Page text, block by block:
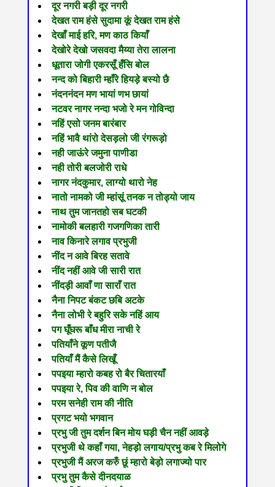
दूर नगरी बड़ी दूर नगरी
देखत राम हंसे सुदामा कूं देखत राम हंसे
देखाँ माई हरि, मण काठ कियाँ
देखोरे देखो जसवदा मैय्या तेरा लालना
धूतारा जोगी एकरसूँ हँसि बोल
नन्द को बिहारी म्हाँरे हियड़े बस्यो छै
नंदननंदन मण भायां णभ छायां
नटवर नागर नन्दा भजो रे मन गोविन्दा
नहिं एसो जनम बारंबार
नहिं भावै थांरो देसड़लो जी रंगरूड़ो
नही जाऊंरे जमुना पाणीडा
नही तोरी बलजोरी राधे
नागर नंदकुमार, लाग्यो थारो नेह
नातो नामको जी म्हांसूं तनक न तोड्यो जाय
नाथ तुम जानतहो सब घटकी
नामोकी बलहारी गजगणिका तारी
नाव किनारे लगाव प्रभुजी
नींद न आवे बिरह सतावे
नींद नहीं आवे जी सारी रात
नींदड़ी आवाँ णा साराँ रात
नैना निपट बंकट छबि अटके
नैना लोभी रे बहुरि सके नहिं आय
पग घूँघरू बाँध मीरा नाची रे
पतियाँने कूण पतीजै
पतियाँ मैं कैसे लिखूँ
पपइया म्हारो कबह रो बैर चितारयाँ
पपइया रे, पिव की वाणि न बोल
परम सनेही राम की नीति
प्रगट भयो भगवान
प्रभु जी तुम दर्शन बिन मोय घड़ी चैन नहीं आवड़े
प्रभुजी थे कहाँ गया, नेहड़ो लगाय/प्रभु कब रे मिलोगे
प्रभुजी मैं अरज करुँ छूं म्हारो बेड़ो लगाज्यो पार
प्रभु तुम कैसे दीनदयाळ